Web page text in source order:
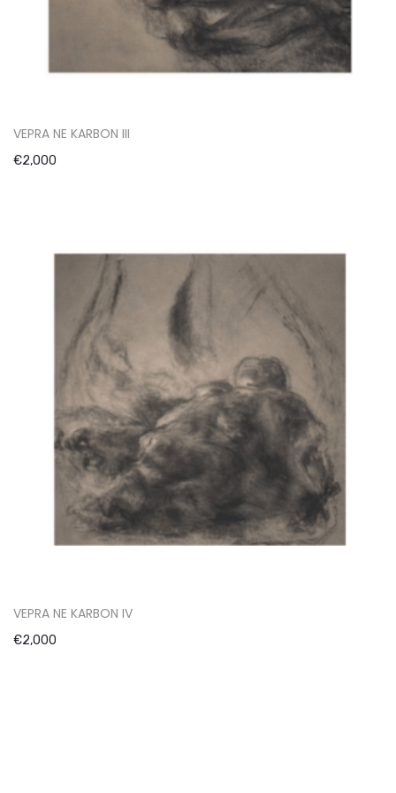
VEPRA NE KARBON III
€2,000
VEPRA NE KARBON IV
€2,000